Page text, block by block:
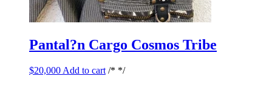
Pantal?n Cargo Cosmos Tribe
$20,000 Add to cart /* */